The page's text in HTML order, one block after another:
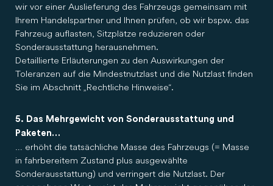
wir vor einer Auslieferung des Fahrzeugs gemeinsam mit
Ihrem Handelspartner und Ihnen prüfen, ob wir bspw. das
Fahrzeug auflasten, Sitzplätze reduzieren oder
Sonderausstattung herausnehmen.
Detaillierte Erläuterungen zu den Auswirkungen der
Toleranzen auf die Mindestnutzlast und die Nutzlast finden
Sie im Abschnitt „Rechtliche Hinweise“.
5. Das Mehrgewicht von Sonderausstattung und
Paketen…
… erhöht die tatsächliche Masse des Fahrzeugs (= Masse
in fahrbereitem Zustand plus ausgewählte
Sonderausstattung) und verringert die Nutzlast. Der